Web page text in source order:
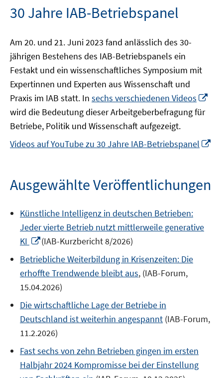
30 Jahre IAB-Betriebspanel
Am 20. und 21. Juni 2023 fand anlässlich des 30-
jährigen Bestehens des IAB-Betriebspanels ein
Festakt und ein wissenschaftliches Symposium mit
Expertinnen und Experten aus Wissenschaft und
Praxis im IAB statt. In sechs verschiedenen Videos
wird die Bedeutung dieser Arbeitgeberbefragung für
Betriebe, Politik und Wissenschaft aufgezeigt.
Videos auf YouTube zu 30 Jahre IAB-Betriebspanel
Ausgewählte Veröffentlichungen
Künstliche Intelligenz in deutschen Betrieben:
Jeder vierte Betrieb nutzt mittlerweile generative
KI
In
Fenster
öffnen
(IAB-Kurzbericht 8/2026)
Betriebliche Weiterbildung in Krisenzeiten: Die
erhoffte Trendwende bleibt aus, (IAB-Forum,
15.04.2026)
Die wirtschaftliche Lage der Betriebe in
Deutschland ist weiterhin angespannt (IAB-Forum,
11.2.2026)
Fast sechs von zehn Betrieben gingen im ersten
Halbjahr 2024 Kompromisse bei der Einstellung